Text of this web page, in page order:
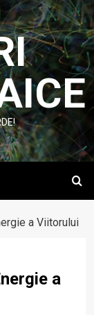
a Viitorului
a